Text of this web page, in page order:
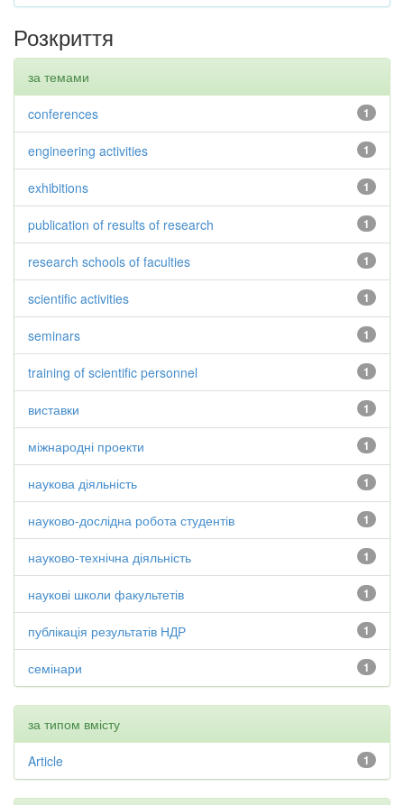
Розкриття
за темами
1
conferences
1
engineering activities
1
exhibitions
1
publication of results of research
1
research schools of faculties
1
scientific activities
1
seminars
1
training of scientific personnel
1
виставки
1
міжнародні проекти
1
наукова діяльність
1
науково-дослідна робота студентів
1
науково-технічна діяльність
1
наукові школи факультетів
1
публікація результатів НДР
1
семінари
за типом вмісту
1
Article